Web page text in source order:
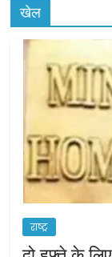
खेल
राष्ट्र